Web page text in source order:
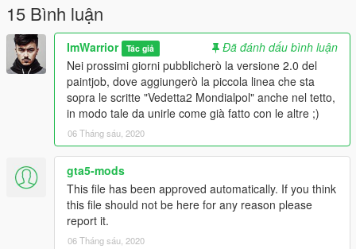
15 Bình luận
ImWarrior Tác giả
Đã đánh dấu bình luận
Nei prossimi giorni pubblicherò la versione 2.0 del
paintjob, dove aggiungerò la piccola linea che sta
sopra le scritte "Vedetta2 Mondialpol" anche nel tetto,
in modo tale da unirle come già fatto con le altre ;)
06 Tháng sáu, 2020
gta5-mods
This file has been approved automatically. If you think
this file should not be here for any reason please
report it.
06 Tháng sáu, 2020